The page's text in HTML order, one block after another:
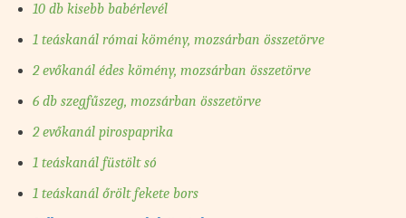
10 db kisebb babérlevél
1 teáskanál római kömény, mozsárban összetörve
2 evőkanál édes kömény, mozsárban összetörve
6 db szegfűszeg, mozsárban összetörve
2 evőkanál pirospaprika
1 teáskanál füstölt só
1 teáskanál őrölt fekete bors